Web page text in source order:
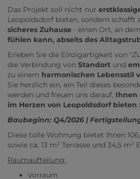
Das Projekt soll nicht nur
Leopoldsdorf bieten, sondern schafft
sicheres Zuhause - einen Ort, an
fühlen kann, abseits des
Erleben Sie die Einzigartigkeit von "
die Verbindung von Standort und
zu einem harmonischen Lebensstil
Sie herzlich ein, ein Teil dieses
werden und freuen uns darauf, Ihnen
im Herzen von Leopoldsdorf bieten
Baubeginn: Q4/2026 |
Diese tolle Wohnung bietet Ihnen
sowie ca. 13 m² Terrasse und 34,5 m²
Raumaufteilung:
Vorraum